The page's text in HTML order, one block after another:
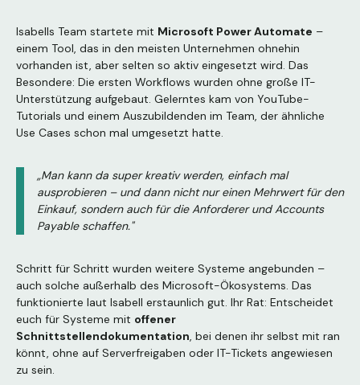
Isabells Team startete mit Microsoft Power Automate –
einem Tool, das in den meisten Unternehmen ohnehin
vorhanden ist, aber selten so aktiv eingesetzt wird. Das
Besondere: Die ersten Workflows wurden ohne große IT-
Unterstützung aufgebaut. Gelerntes kam von YouTube-
Tutorials und einem Auszubildenden im Team, der ähnliche
Use Cases schon mal umgesetzt hatte.
„Man kann da super kreativ werden, einfach mal
ausprobieren – und dann nicht nur einen Mehrwert für den
Einkauf, sondern auch für die Anforderer und Accounts
Payable schaffen."
Schritt für Schritt wurden weitere Systeme angebunden –
auch solche außerhalb des Microsoft-Ökosystems. Das
funktionierte laut Isabell erstaunlich gut. Ihr Rat: Entscheidet
euch für Systeme mit offener
Schnittstellendokumentation, bei denen ihr selbst mit ran
könnt, ohne auf Serverfreigaben oder IT-Tickets angewiesen
zu sein.